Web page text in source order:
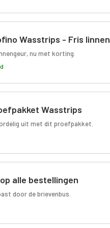
Wasstrips - Fris linnen
nu met korting.
Wasstrips
uit met dit proefpakket.
alle bestellingen
door de brievenbus.